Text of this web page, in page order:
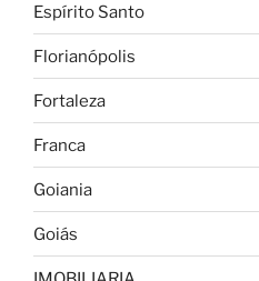
Espírito Santo
Florianópolis
Fortaleza
Franca
Goiania
Goiás